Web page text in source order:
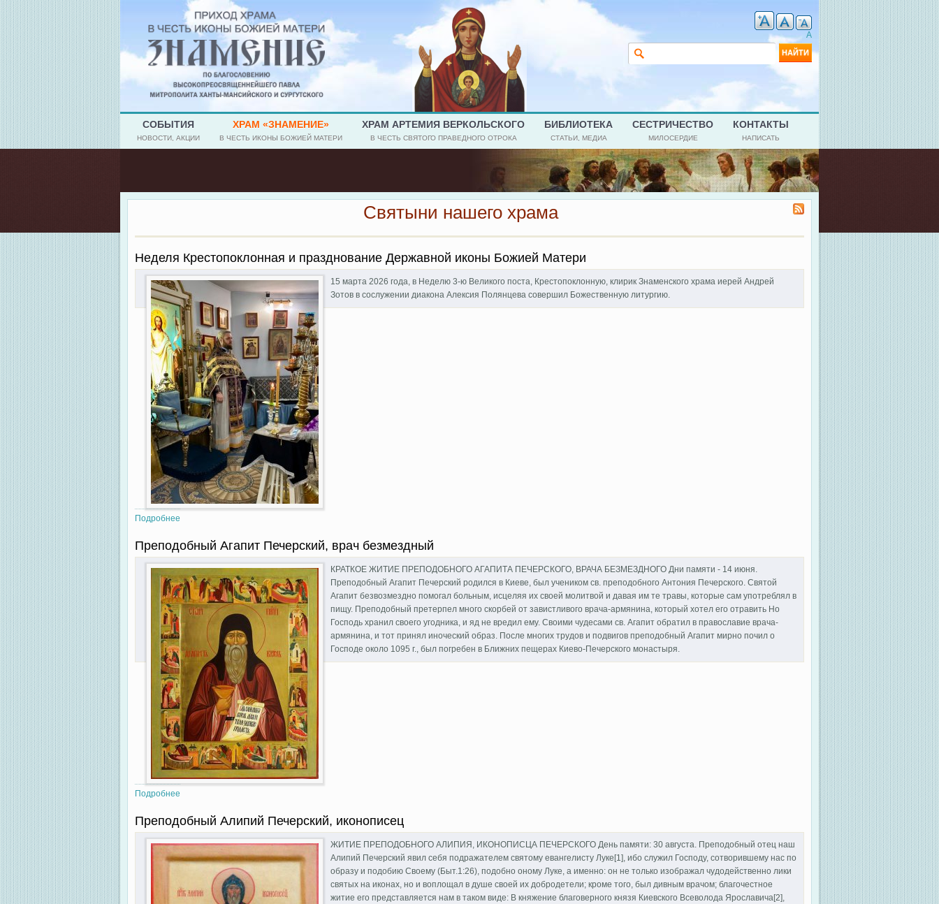
A
Форма поиска Найти
СОБЫТИЯ
НОВОСТИ, АКЦИИ
ХРАМ «ЗНАМЕНИЕ»
В ЧЕСТЬ ИКОНЫ БОЖИЕЙ МАТЕРИ
ХРАМ АРТЕМИЯ ВЕРКОЛЬСКОГО
В ЧЕСТЬ СВЯТОГО ПРАВЕДНОГО ОТРОКА
БИБЛИОТЕКА
СТАТЬИ, МЕДИА
СЕСТРИЧЕСТВО
МИЛОСЕРДИЕ
КОНТАКТЫ
НАПИСАТЬ
Святыни нашего храма
Неделя Крестопоклонная и празднование Державной иконы Божией Матери
15 марта 2026 года, в Неделю 3-ю Великого поста, Крестопоклонную, клирик Знаменского храма иерей Андрей
Зотов в сослужении диакона Алексия Полянцева совершил Божественную литургию.
Подробнее
Преподобный Агапит Печерский, врач безмездный
КРАТКОЕ ЖИТИЕ ПРЕПОДОБНОГО АГАПИТА ПЕЧЕРСКОГО, ВРАЧА БЕЗМЕЗДНОГО Дни памяти - 14 июня.
Преподобный Агапит Печерский родился в Киеве, был учеником св. преподобного Антония Печерского. Святой
Агапит безвозмездно помогал больным, исцеляя их своей молитвой и давая им те травы, которые сам употреблял в
пищу. Преподобный претерпел много скорбей от завистливого врача-армянина, который хотел его отравить Но
Господь хранил своего угодника, и яд не вредил ему. Своими чудесами св. Агапит обратил в православие врача-
армянина, и тот принял иноческий образ. После многих трудов и подвигов преподобный Агапит мирно почил о
Господе около 1095 г., был погребен в Ближних пещерах Киево-Печерского монастыря.
Подробнее
Преподобный Алипий Печерский, иконописец
ЖИТИЕ ПРЕПОДОБНОГО АЛИПИЯ, ИКОНОПИСЦА ПЕЧЕРСКОГО День памяти: 30 августа. Преподобный отец наш
Алипий Печерский явил себя подражателем святому евангелисту Луке[1], ибо служил Господу, сотворившему нас по
образу и подобию Своему (Быт.1:26), подобно оному Луке, а именно: он не только изображал чудодейственно лики
святых на иконах, но и воплощал в душе своей их добродетели; кроме того, был дивным врачом; благочестное
житие его представляется нам в таком виде: В княжение благоверного князя Киевского Всеволода Ярославича[2],